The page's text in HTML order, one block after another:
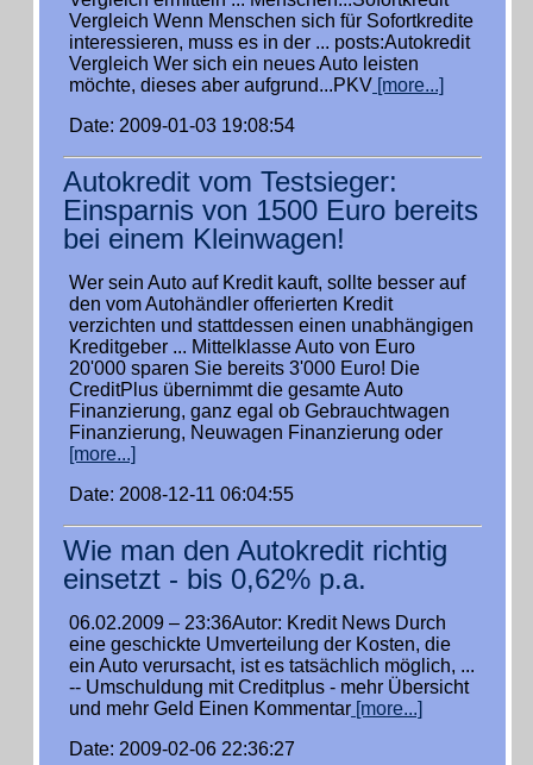
Vergleich Wenn Menschen sich für Sofortkredite
interessieren, muss es in der ... posts:Autokredit
Vergleich Wer sich ein neues Auto leisten
möchte, dieses aber aufgrund...PKV [more...]
Date: 2009-01-03 19:08:54
Autokredit vom Testsieger:
Einsparnis von 1500 Euro bereits
bei einem Kleinwagen!
Wer sein Auto auf Kredit kauft, sollte besser auf
den vom Autohändler offerierten Kredit
verzichten und stattdessen einen unabhängigen
Kreditgeber ... Mittelklasse Auto von Euro
20'000 sparen Sie bereits 3'000 Euro! Die
CreditPlus übernimmt die gesamte Auto
Finanzierung, ganz egal ob Gebrauchtwagen
Finanzierung, Neuwagen Finanzierung oder
[more...]
Date: 2008-12-11 06:04:55
Wie man den Autokredit richtig
einsetzt - bis 0,62% p.a.
06.02.2009 – 23:36Autor: Kredit News Durch
eine geschickte Umverteilung der Kosten, die
ein Auto verursacht, ist es tatsächlich möglich, ...
-- Umschuldung mit Creditplus - mehr Übersicht
und mehr Geld Einen Kommentar [more...]
Date: 2009-02-06 22:36:27